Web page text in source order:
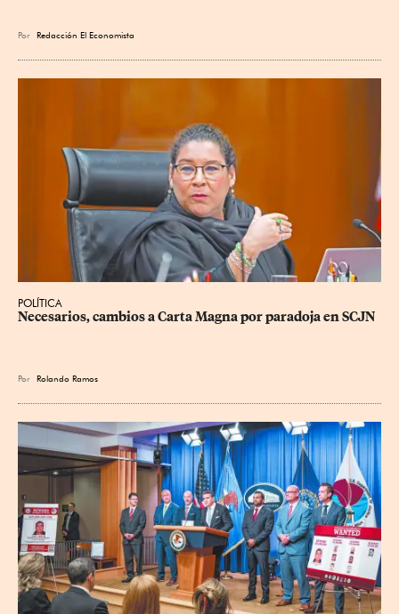
Por Redacción El Economista
POLÍTICA
Necesarios, cambios a Carta Magna por paradoja en SCJN
Por Rolando Ramos